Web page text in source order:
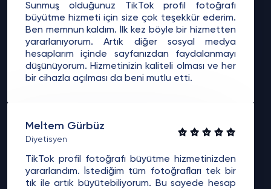
Sunmuş olduğunuz TikTok profil fotoğrafı
büyütme hizmeti için size çok teşekkür ederim.
Ben memnun kaldım. İlk kez böyle bir hizmetten
yararlanıyorum. Artık diğer sosyal medya
hesaplarım içinde sayfanızdan faydalanmayı
düşünüyorum. Hizmetinizin kaliteli olması ve her
bir cihazla açılması da beni mutlu etti.
Meltem Gürbüz
Diyetisyen
TikTok profil fotoğrafı büyütme hizmetinizden
yararlandım. İstediğim tüm fotoğrafları tek bir
tık ile artık büyütebiliyorum. Bu sayede hesap